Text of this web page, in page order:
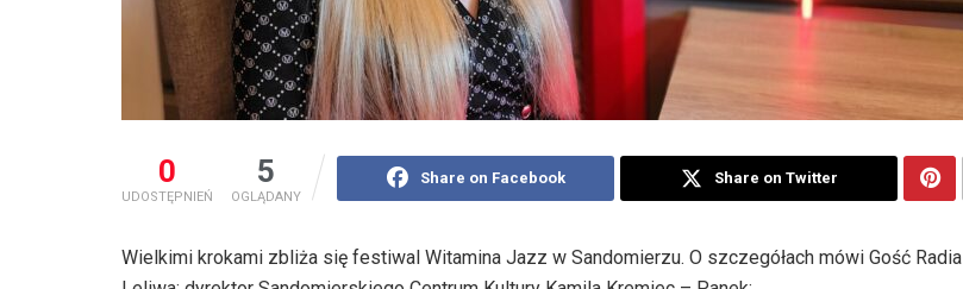
0
UDOSTĘPNIEŃ
5
OGLĄDANY
Share on Facebook Share on Twitter
Wielkimi krokami zbliża się festiwal Witamina Jazz w Sandomierzu. O szczegółach mówi Gość Radia